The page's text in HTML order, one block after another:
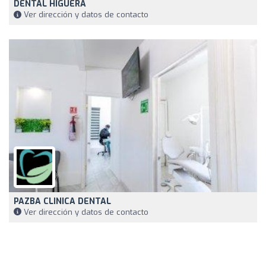
DENTAL HIGUERA
Ver dirección y datos de contacto
PAZBA CLINICA DENTAL
Ver dirección y datos de contacto